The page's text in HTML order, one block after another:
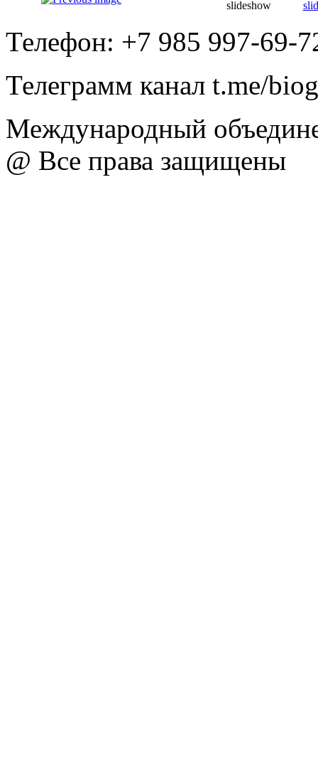
Телефон: +7 985 997-69-
Телеграмм канал t.me/
Международный
@ Все права защищены